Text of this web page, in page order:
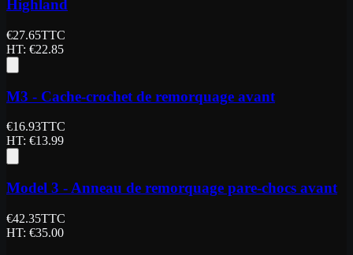
Highland
€27.65TTC
HT: €22.85
M3 - Cache-crochet de remorquage avant
€16.93TTC
HT: €13.99
Model 3 - Anneau de remorquage pare-chocs avant
€42.35TTC
HT: €35.00